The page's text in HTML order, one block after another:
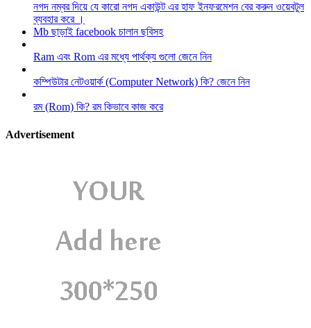
নগদ নম্বর দিয়ে যে কারো নগদ একাউন্ট এর হাফ ইনফরমেশন বের করুন ওয়েবটুল
ব্যবহার করে ।
Mb ছাড়াই facebook চালান ছবিসহ
Ram এবং Rom এর মধ্যে পার্থক্য গুলো জেনে নিন
কম্পিউটার নেটওয়ার্ক (Computer Network) কি? জেনে নিন
রম (Rom) কি? রম কিভাবে কাজ করে
Advertisement